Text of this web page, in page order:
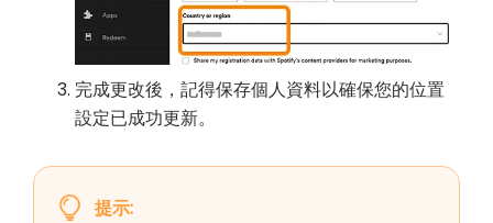
完成更改後，記得保存個人資料以確保您的位置
設定已成功更新。
提示: